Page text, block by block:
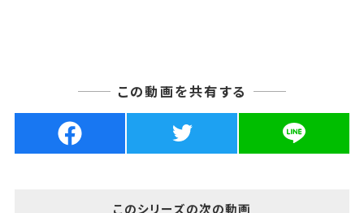
この動画を共有する
このシリーズの次の動画